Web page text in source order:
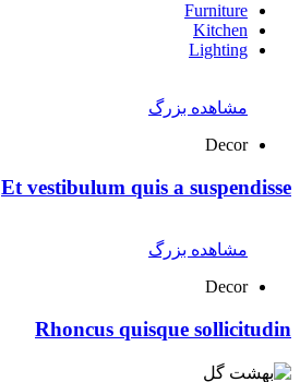
Furniture
Kitchen
Lighting
مشاهده بزرگ
Decor
Et vestibulum quis a suspendisse
مشاهده بزرگ
Decor
Rhoncus quisque sollicitudin